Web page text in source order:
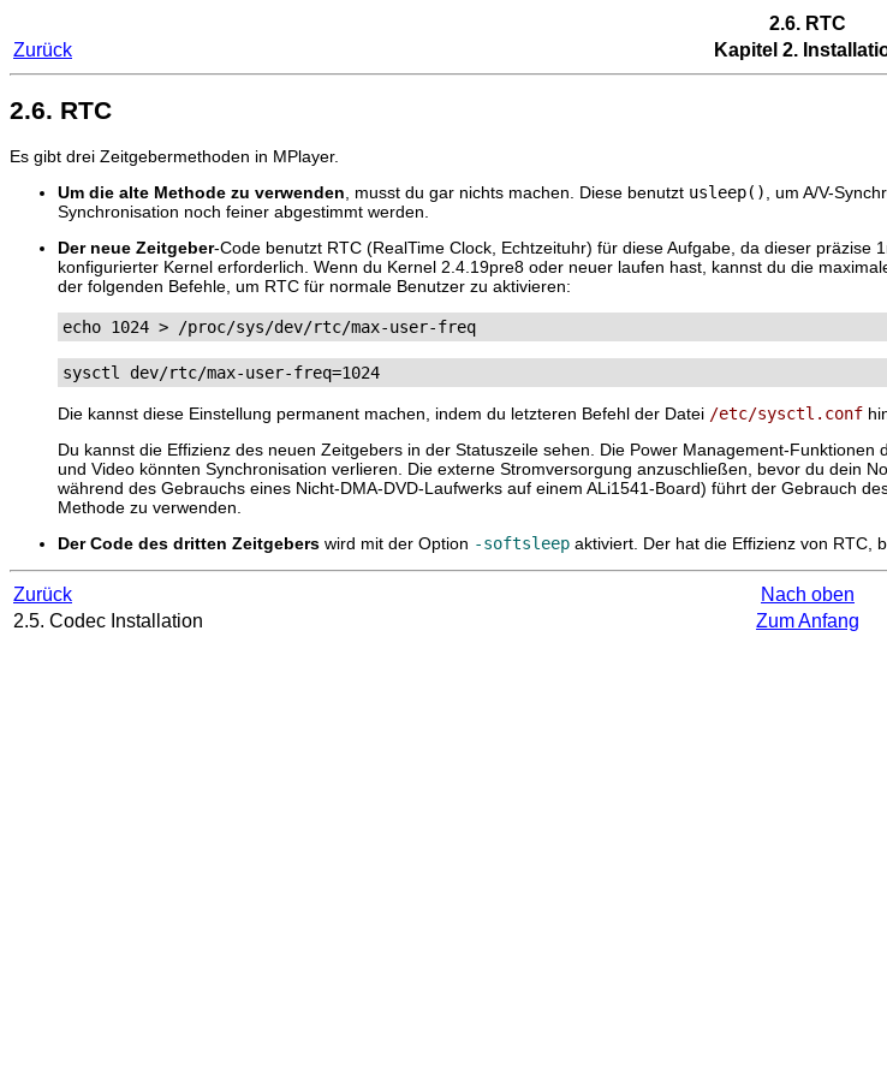
2.6. RTC
Zurück
Kapitel 2.
2.6. RTC
Es gibt drei Zeitgebermethoden in MPlayer.
Um die alte Methode zu verwenden , musst du gar nichts machen. Diese benutzt usleep()
, um A/V-
Synchronisation noch feiner abgestimmt werden.
Der neue Zeitgeber-Code benutzt RTC (RealTime Clock, Echtzeituhr) für diese Aufgabe, da dieser präzise
konfigurierter Kernel erforderlich. Wenn du Kernel 2.4.19pre8 oder neuer laufen hast, kannst du die
der folgenden Befehle, um RTC für normale Benutzer zu aktivieren:
echo 1024 > /proc/sys/dev/rtc/max-user-freq
sysctl dev/rtc/max-user-freq=1024
Die kannst diese Einstellung permanent machen, indem du letzteren Befehl der Datei /etc/sysctl.conf
Du kannst die Effizienz des neuen Zeitgebers in der Statuszeile sehen. Die Power Management-
und Video könnten Synchronisation verlieren. Die externe Stromversorgung anzuschließen, bevor du dein
während des Gebrauchs eines Nicht-DMA-DVD-Laufwerks auf einem ALi1541-Board) führt der Gebrauch
Methode zu verwenden.
Der Code des dritten Zeitgebers wird mit der Option -softsleep aktiviert. Der hat die Effizienz von RTC,
Zurück Nach oben
2.5. Codec Installation
Zum Anfang